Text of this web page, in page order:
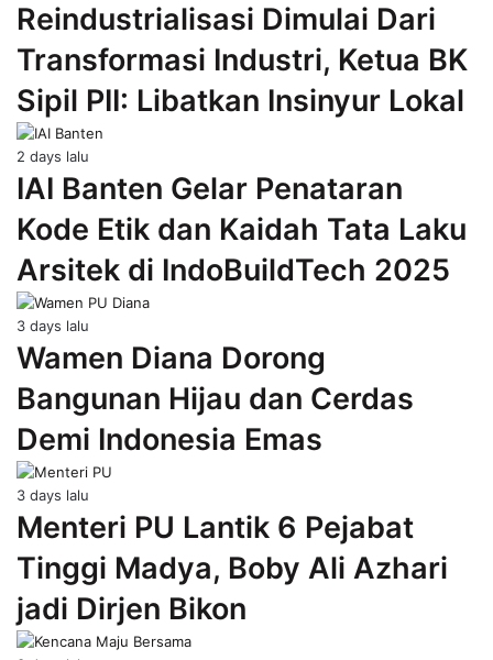
Reindustrialisasi Dimulai Dari
Transformasi Industri, Ketua BK
Sipil PII: Libatkan Insinyur Lokal
2 days lalu
IAI Banten Gelar Penataran
Kode Etik dan Kaidah Tata Laku
Arsitek di IndoBuildTech 2025
3 days lalu
Wamen Diana Dorong
Bangunan Hijau dan Cerdas
Demi Indonesia Emas
3 days lalu
Menteri PU Lantik 6 Pejabat
Tinggi Madya, Boby Ali Azhari
jadi Dirjen Bikon